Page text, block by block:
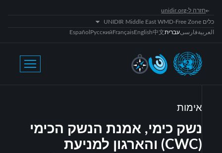
חזרה ל-unidir.org
כלים UNIDIR Middle East WMD-Free Zone
العربيةفارسیעברית中文
English
Français
Русский
Español
אימות
נשק כימי, אמנת הנשק הכימי
(CWC) והארגון למניעת